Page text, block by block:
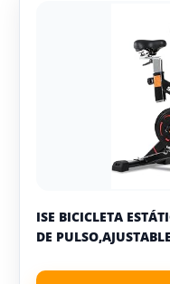
ISE BICICLETA
DE